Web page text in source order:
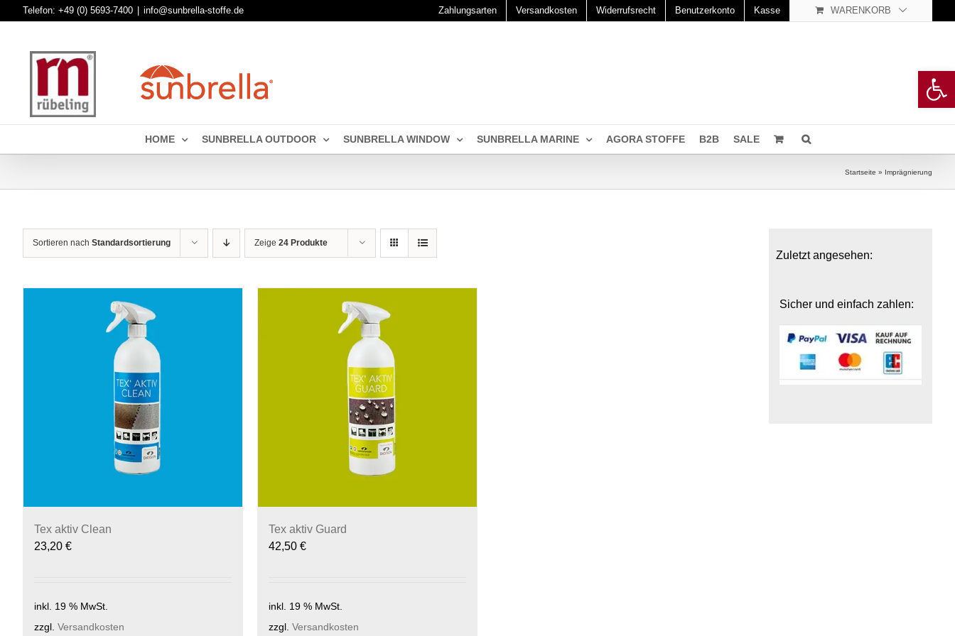
to
Telefon: +49 (0) 5693-7400 info@sunbrella-stoffe.de Zahlungsarten Versandkosten Widerrufsrecht Benutzerkonto Kasse WARENKORB
HOME SUNBRELLA OUTDOOR SUNBRELLA WINDOW SUNBRELLA MARINE AGORA STOFFE B2B SALE
Startseite » Imprägnierung
Sortieren nach Standardsortierung Zeige 24 Produkte
Tex aktiv Clean
23,20 €
inkl. 19 % MwSt.
zzgl. Versandkosten
Tex aktiv Guard
42,50 €
inkl. 19 % MwSt.
zzgl. Versandkosten
Zuletzt angesehen:
Sicher und einfach zahlen: